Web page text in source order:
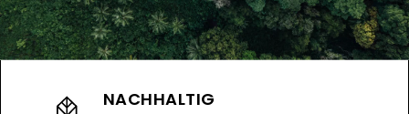
NACHHALTIG